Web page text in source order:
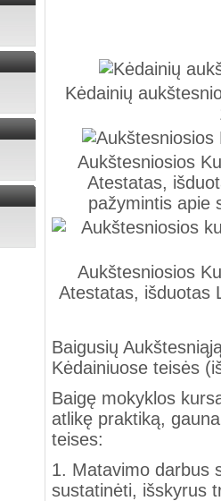
Kėdainių
Aukštesniosios
Atestatas,
pažymintis apie
Aukštesniosios
Atestatas, išduotas
Baigusių
Kėdainiuose teisės
Baigę mokyklos
atlikę praktiką,
teises:
1. Matavimo darbus
sustatinėti, išskyrus